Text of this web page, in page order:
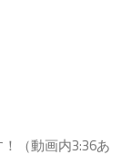
（動画内3:36あ